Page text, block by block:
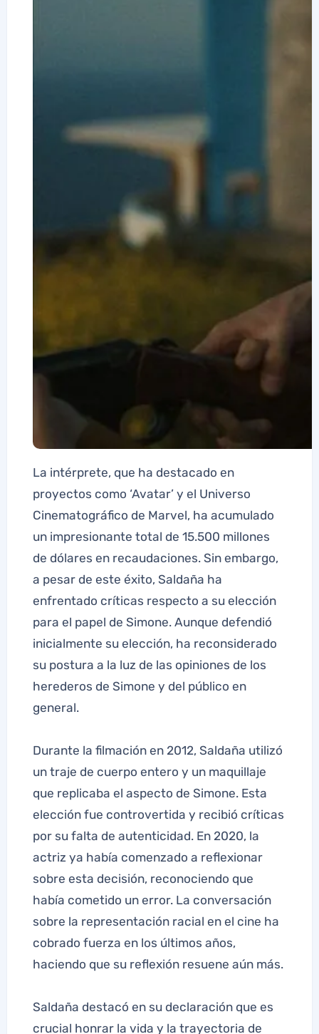
La intérprete, que ha destacado en
proyectos como ‘Avatar’ y el Universo
Cinematográfico de Marvel, ha acumulado
un impresionante total de 15.500 millones
de dólares en recaudaciones. Sin embargo,
a pesar de este éxito, Saldaña ha
enfrentado críticas respecto a su elección
para el papel de Simone. Aunque defendió
inicialmente su elección, ha reconsiderado
su postura a la luz de las opiniones de los
herederos de Simone y del público en
general.
Durante la filmación en 2012, Saldaña utilizó
un traje de cuerpo entero y un maquillaje
que replicaba el aspecto de Simone. Esta
elección fue controvertida y recibió críticas
por su falta de autenticidad. En 2020, la
actriz ya había comenzado a reflexionar
sobre esta decisión, reconociendo que
había cometido un error. La conversación
sobre la representación racial en el cine ha
cobrado fuerza en los últimos años,
haciendo que su reflexión resuene aún más.
Saldaña destacó en su declaración que es
crucial honrar la vida y la trayectoria de